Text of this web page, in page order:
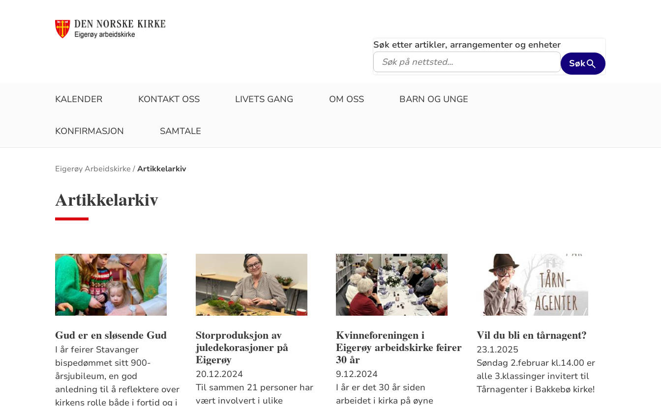
Søk etter artikler, arrangementer og enheter
Søk
KALENDER KONTAKT OSS LIVETS GANG OM OSS BARN OG UNGE
KONFIRMASJON SAMTALE
Brødsmulesti
Eigerøy Arbeidskirke Artikkelarkiv
Artikkelarkiv
Gud er en sløsende Gud
I år feirer Stavanger
bispedømmet sitt 900-
årsjubileum, en god
anledning til å reflektere over
kirkens rolle både i fortid og i
Storproduksjon av
juledekorasjoner på
Eigerøy
20.12.2024
Til sammen 21 personer har
vært involvert i ulike
Kvinneforeningen i
Eigerøy arbeidskirke feirer
30 år
9.12.2024
I år er det 30 år siden
arbeidet i kirka på øyne
Vil du bli en tårnagent?
23.1.2025
Søndag 2.februar kl.14.00 er
alle 3.klassinger invitert til
Tårnagenter i Bakkebø kirke!